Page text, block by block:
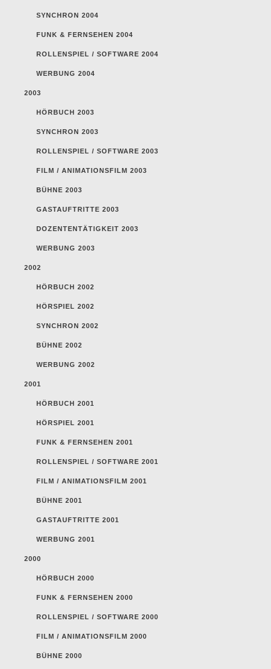
SYNCHRON 2004
FUNK & FERNSEHEN 2004
ROLLENSPIEL / SOFTWARE 2004
WERBUNG 2004
2003
HÖRBUCH 2003
SYNCHRON 2003
ROLLENSPIEL / SOFTWARE 2003
FILM / ANIMATIONSFILM 2003
BÜHNE 2003
GASTAUFTRITTE 2003
DOZENTENTÄTIGKEIT 2003
WERBUNG 2003
2002
HÖRBUCH 2002
HÖRSPIEL 2002
SYNCHRON 2002
BÜHNE 2002
WERBUNG 2002
2001
HÖRBUCH 2001
HÖRSPIEL 2001
FUNK & FERNSEHEN 2001
ROLLENSPIEL / SOFTWARE 2001
FILM / ANIMATIONSFILM 2001
BÜHNE 2001
GASTAUFTRITTE 2001
WERBUNG 2001
2000
HÖRBUCH 2000
FUNK & FERNSEHEN 2000
ROLLENSPIEL / SOFTWARE 2000
FILM / ANIMATIONSFILM 2000
BÜHNE 2000